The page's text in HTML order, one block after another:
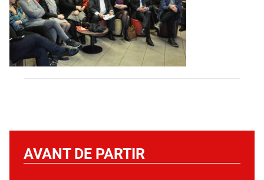
AVANT DE PARTIR